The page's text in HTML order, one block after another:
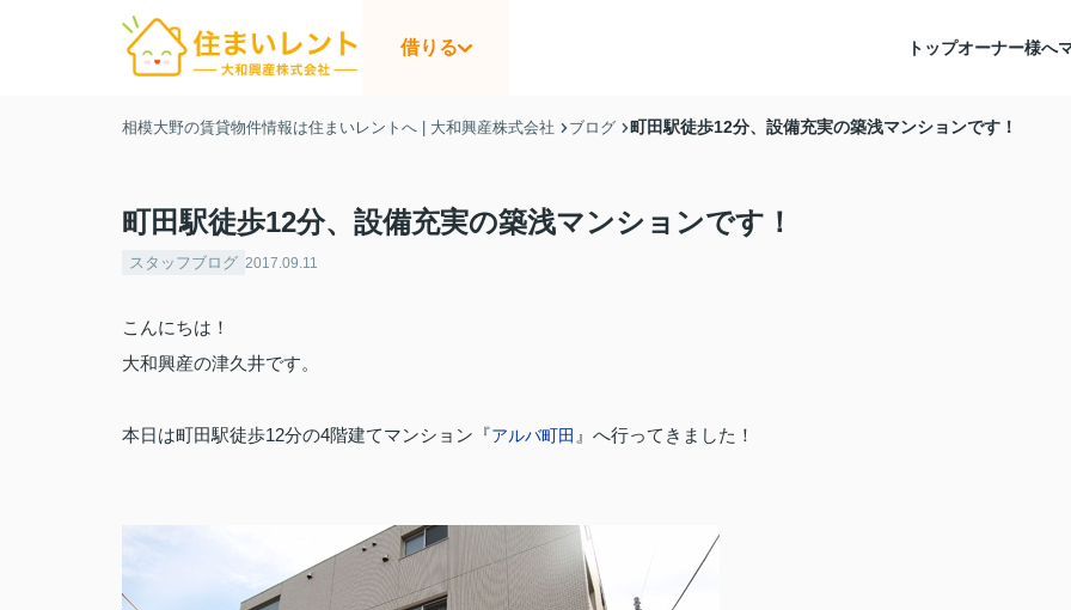
借りる トップオーナー様へ
相模大野の賃貸物件情報は住まいレントへ | 大和興産株式会社 ブログ 町田駅徒歩12分、設備充実の築浅マンションです！
町田駅徒歩12分、設備充実の築浅マンションです！
スタッフブログ 2017.09.11
こんにちは！
大和興産の津久井です。
本日は町田駅徒歩12分の4階建てマンション『アルバ町田 』へ行ってきました！